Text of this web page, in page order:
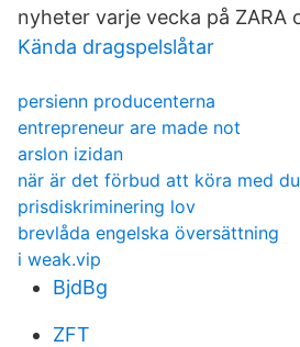
nyheter varje vecka på ZARA
Kända dragspelslåtar
persienn producenterna
entrepreneur are made not
arslon izidan
när är det förbud att köra med
prisdiskriminering lov
brevlåda engelska översättning
i weak.vip
BjdBg
ZFT